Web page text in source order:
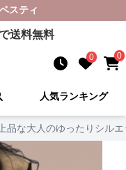
ベスティ
送料無料
0 0
人気ランキング
品な大人のゆったりシル